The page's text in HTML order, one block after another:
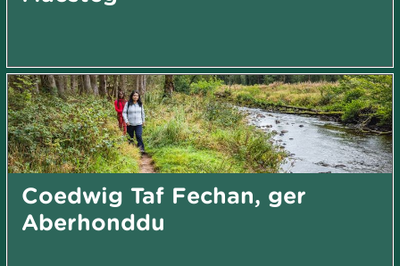
Coedwig Taf Fechan, ger
Aberhonddu